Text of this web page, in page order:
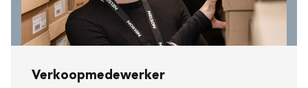
Verkoopmedewerker